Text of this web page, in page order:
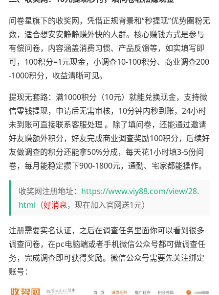
问卷星旗下的收奖网，凭借正规背景和“秒提现”优势圈粉无
数，适合想安安静静赚外快的人群。核心赚钱方式是参与
有偿问卷，内容涵盖消费习惯、产品反馈等，如实填写即
可，100积分=1元现金，小调查10-100积分、商业调查200
-1000积分，收益清晰可见。
提现无套路：满1000积分（10元）就能兑换现金，支持微
信零钱提现，申请后无需审核，10分钟内秒到账，24小时
未到账可直接联系客服处理 。除了填问卷，还能通过邀请
好友赚额外积分，好友完成商业调查奖励100积分，后续好
友做调查的积分还能拿50%分成，每天花1小时填3-5份问
卷，每月能稳定攒下900-1800元，通勤、宅家都能操作。
收奖网注册地址： https://www.viy88.com/view/28.
html （好消息，现在加入官网送1元）
注册需要实名认证，之后在调查任务里面你可以看到很多
调查问卷，在pc电脑端或者手机微信公众号都可做调查任
务，完成调查即可获得奖励。微信公众号需要先关注绑定
账号：